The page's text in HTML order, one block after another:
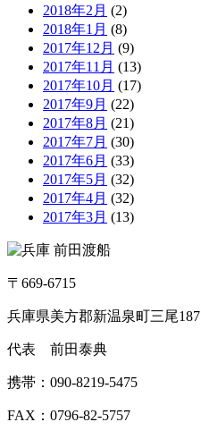
2018年2月 (2)
2018年1月 (8)
2017年12月 (9)
2017年11月 (13)
2017年10月 (17)
2017年9月 (22)
2017年8月 (21)
2017年7月 (30)
2017年6月 (33)
2017年5月 (32)
2017年4月 (32)
2017年3月 (13)
〒669-6715
兵庫県美方郡新温泉町三尾187
代表 前田泰典
携帯：090-8219-5475
FAX：0796-82-5757